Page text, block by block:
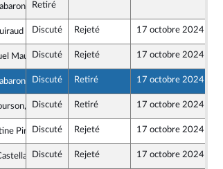
la République
Retiré
- Nouveau Front Populaire
Discuté Rejeté 17 octobre 2024
et Républicaine
MaurelDiscuté Rejeté 17 octobre 2024
la République
Discuté Retiré 17 octobre 2024
rapporteur
Discuté Retiré 17 octobre 2024
Pirès Beaune
Discuté Rejeté 17 octobre 2024
Outre-mer et Territoires
Discuté Rejeté 17 octobre 2024